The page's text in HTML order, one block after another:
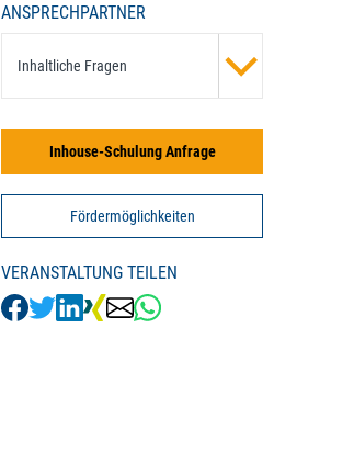
ANSPRECHPARTNER
Inhaltliche Fragen
Inhouse-Schulung Anfrage
Fördermöglichkeiten
VERANSTALTUNG TEILEN